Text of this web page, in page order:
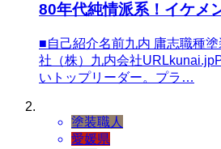
80年代純情派系！イケメ
■自己紹介名前九内 庸志職種
社（株）九内会社
いトップリーダー。プラ…
塗装職人
愛媛県